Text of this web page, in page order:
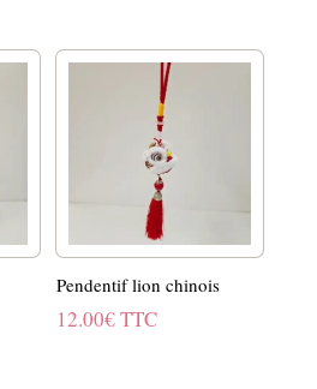
Pendentif lion chinois
12.00€TTC